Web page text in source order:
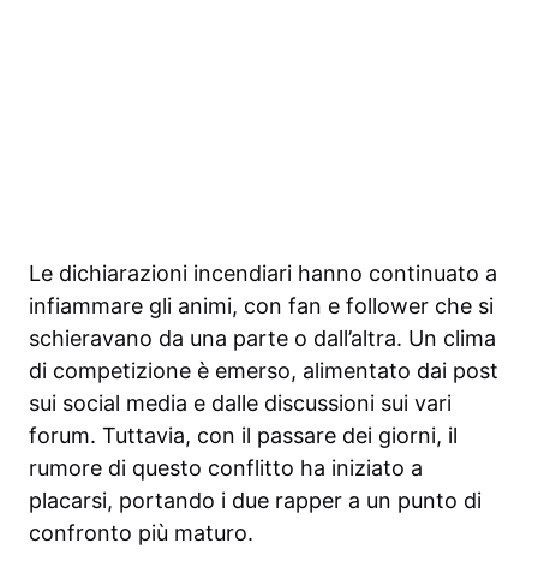
Le dichiarazioni incendiari hanno continuato a
infiammare gli animi, con fan e follower che si
schieravano da una parte o dall’altra. Un clima
di competizione è emerso, alimentato dai post
sui social media e dalle discussioni sui vari
forum. Tuttavia, con il passare dei giorni, il
rumore di questo conflitto ha iniziato a
placarsi, portando i due rapper a un punto di
confronto più maturo.